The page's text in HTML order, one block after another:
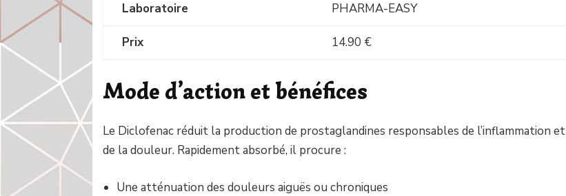
Laboratoire PHARMA-EASY
Prix 14.90 €
Mode d’action et bénéfices
Le Diclofenac réduit la production de prostaglandines responsables de l’inflammation et
de la douleur. Rapidement absorbé, il procure :
Une atténuation des douleurs aiguës ou chroniques